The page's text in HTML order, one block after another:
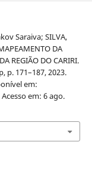
Saraiva; SILVA,
DA
REGIÃO DO CARIRI.
p. 171–187, 2023.
em:
Acesso em: 6 ago.